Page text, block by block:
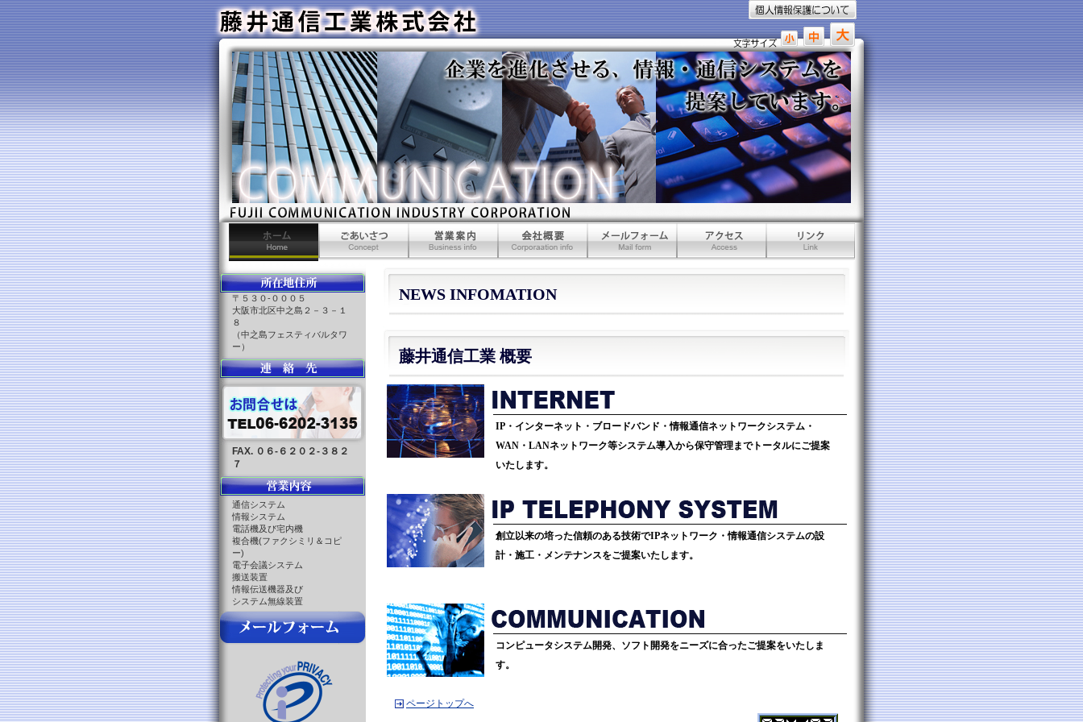
個人情報保護について
文字
の大
きさ
小
文字
の大
きさ
中
文字
の大
きさ
大
NEWS INFOMATION
藤井通信工業 概要
IP・インターネット・ブロードバンド・情報通信ネットワークシステム・
WAN・LANネットワーク等システム導入から保守管理までトータルにご提案
いたします。
創立以来の培った信頼のある技術でIPネットワーク・情報通信システムの設
計・施工・メンテナンスをご提案いたします。
コンピュータシステム開発、ソフト開発をニーズに合ったご提案をいたしま
す。
ページトップへ
〒５３０-０００５
大阪市北区中之島２－３－１
８
（中之島フェスティバルタワ
ー）
FAX. ０６-６２０２-３８２
７
通信システム
情報システム
電話機及び宅内機
複合機(ファクシミリ＆コピ
ー)
電子会議システム
搬送装置
情報伝送機器及び
システム無線装置